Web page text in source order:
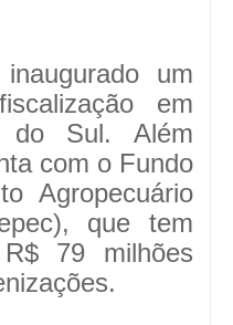
um
em
do Sul. Além
com o Fundo
Agropecuário
que tem
R$ 79 milhões